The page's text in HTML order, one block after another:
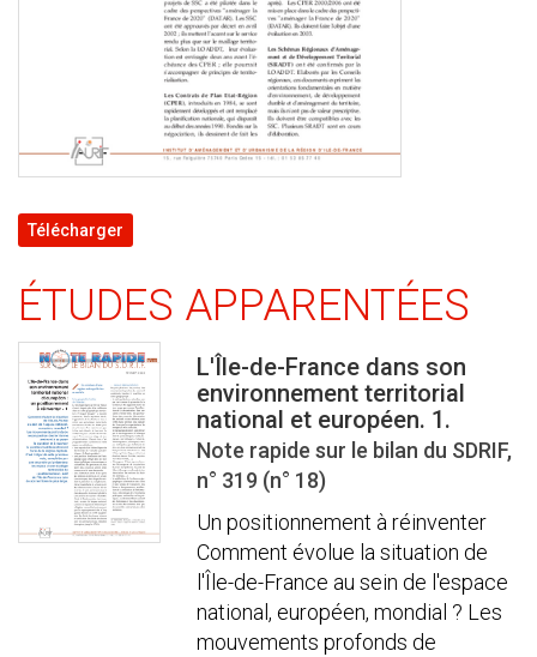
Télécharger
ÉTUDES APPARENTÉES
L'Île-de-France dans son
environnement territorial
national et européen. 1.
Note rapide sur le bilan du SDRIF,
n° 319 (n° 18)
Un positionnement à réinventer
Comment évolue la situation de
l'Île-de-France au sein de l'espace
national, européen, mondial ? Les
mouvements profonds de